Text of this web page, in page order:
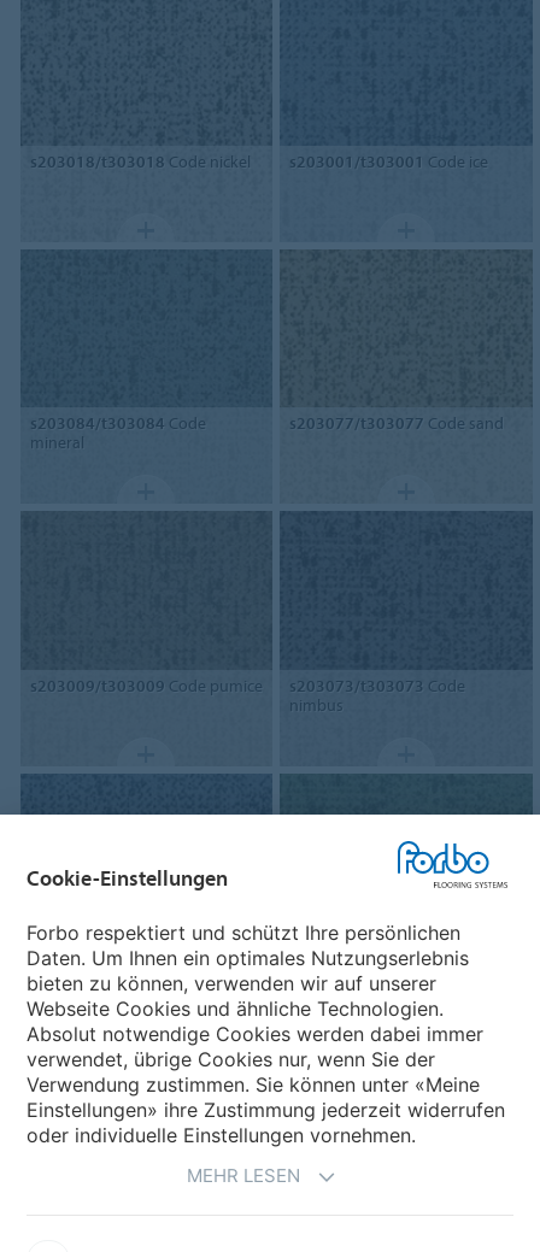
s203018/t303018 Code nickel s203001/t303001 Code ice
s203084/t303084 Code
mineral
s203077/t303077 Code sand
s203009/t303009 Code pumice s203073/t303073 Code
nimbus
s203044/t303044Code gull s203005/t303005 Code
spearmint
s203006/t303006Code honey s203049/t303049Code linen
Cookie-Einstellungen
Forbo respektiert und schützt Ihre persönlichen
Daten. Um Ihnen ein optimales Nutzungserlebnis
bieten zu können, verwenden wir auf unserer
Webseite Cookies und ähnliche Technologien.
Absolut notwendige Cookies werden dabei immer
verwendet, übrige Cookies nur, wenn Sie der
Verwendung zustimmen. Sie können unter «Meine
Einstellungen» ihre Zustimmung jederzeit widerrufen
oder individuelle Einstellungen vornehmen.
MEHR LESEN